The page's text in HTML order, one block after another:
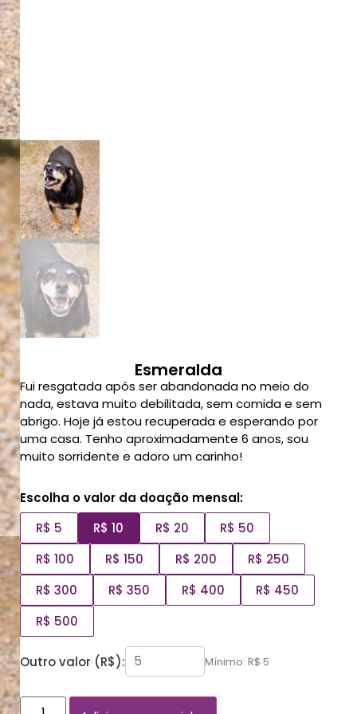
Esmeralda
Fui resgatada após ser abandonada no meio do
nada, estava muito debilitada, sem comida e sem
abrigo. Hoje já estou recuperada e esperando por
uma casa. Tenho aproximadamente 6 anos, sou
muito sorridente e adoro um carinho!
Escolha o valor da doação mensal:
R$ 5
R$ 10 R$ 20
R$ 50
R$ 100
R$ 150 R$ 200
R$ 250
R$ 300
R$ 350 R$ 400
R$ 450
R$ 500
Outro valor (R$): Mínimo: R$ 5